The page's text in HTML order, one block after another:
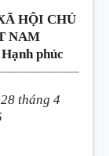
HỘI CHỦ
NAM
phúc
tháng 4